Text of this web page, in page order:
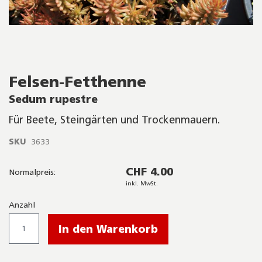
Felsen-Fetthenne
Sedum rupestre
Für Beete, Steingärten und Trockenmauern.
SKU 3633
Normalpreis: CHF 4.00
inkl. MwSt.
Anzahl
In den Warenkorb
to
beginning
of
the
images